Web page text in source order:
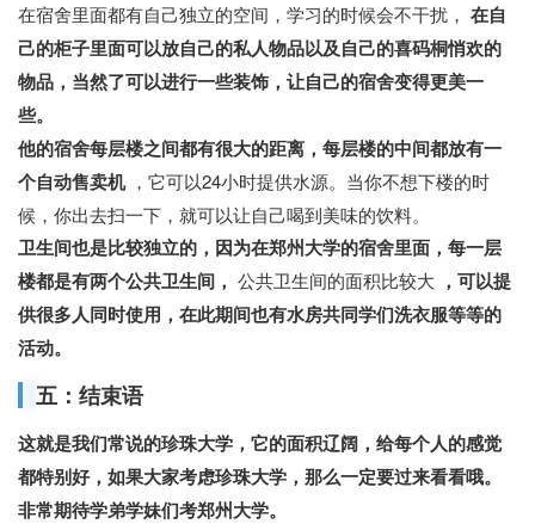
在宿舍里面都有自己独立的空间，学习的时候会不干扰， 在自
己的柜子里面可以放自己的私人物品以及自己的喜码桐悄欢的
物品，当然了可以进行一些装饰，让自己的宿舍变得更美一
些。
他的宿舍每层楼之间都有很大的距离，每层楼的中间都放有一
个自动售卖机 ，它可以24小时提供水源。当你不想下楼的时
候，你出去扫一下，就可以让自己喝到美味的饮料。
卫生间也是比较独立的，因为在郑州大学的宿舍里面，每一层
楼都是有两个公共卫生间， 公共卫生间的面积比较大 ，可以提
供很多人同时使用，在此期间也有水房共同学们洗衣服等等的
活动。
五：结束语
这就是我们常说的珍珠大学，它的面积辽阔，给每个人的感觉
都特别好，如果大家考虑珍珠大学，那么一定要过来看看哦。
非常期待学弟学妹们考郑州大学。